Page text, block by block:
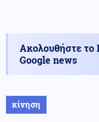
Ακολουθήστε το
Google news
κίνηση